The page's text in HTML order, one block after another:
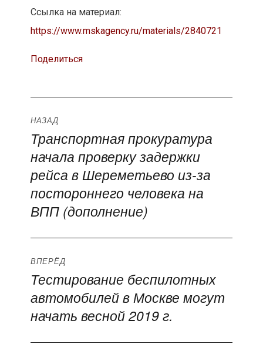
Ссылка на материал:
https://www.mskagency.ru/materials/2840721
Поделиться
Навигация
по
записям
НАЗАД
Предыдущая
запись:
Транспортная прокуратура
начала проверку задержки
рейса в Шереметьево из-за
постороннего человека на
ВПП (дополнение)
ВПЕРЁД
Следующая
запись:
Тестирование беспилотных
автомобилей в Москве могут
начать весной 2019 г.